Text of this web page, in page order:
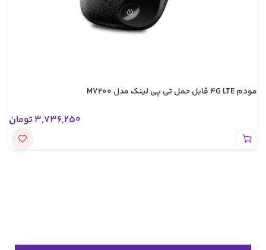
مودم 4G LTE قابل حمل تی پی لینک مدل M7200
3,736,250 تومان